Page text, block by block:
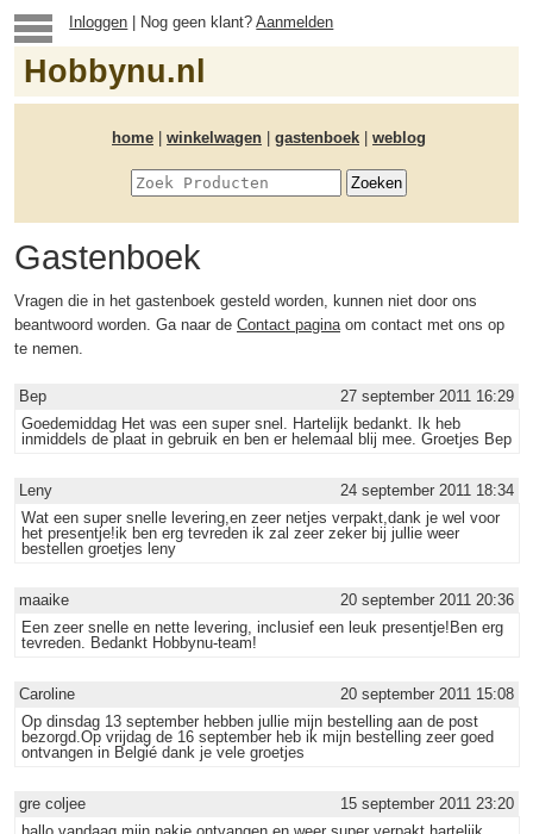
Inloggen | Nog geen klant?Aanmelden
Hobbynu.nl
home winkelwagen gastenboek weblog
Gastenboek
Vragen die in het gastenboek gesteld worden, kunnen niet door ons
beantwoord worden. Ga naar de Contact paginaom contact met ons op
te nemen.
Bep
27 september 2011 16:29
Goedemiddag Het was een super snel. Hartelijk bedankt. Ik heb
inmiddels de plaat in gebruik en ben er helemaal blij mee. Groetjes Bep
Leny
24 september 2011 18:34
Wat een super snelle levering,en zeer netjes verpakt,dank je wel voor
het presentje!ik ben erg tevreden ik zal zeer zeker bij jullie weer
bestellen groetjes leny
maaike
20 september 2011 20:36
Een zeer snelle en nette levering, inclusief een leuk presentje!Ben erg
tevreden. Bedankt Hobbynu-team!
Caroline
20 september 2011 15:08
Op dinsdag 13 september hebben jullie mijn bestelling aan de post
bezorgd.Op vrijdag de 16 september heb ik mijn bestelling zeer goed
ontvangen in Belgié dank je vele groetjes
gre coljee
15 september 2011 23:20